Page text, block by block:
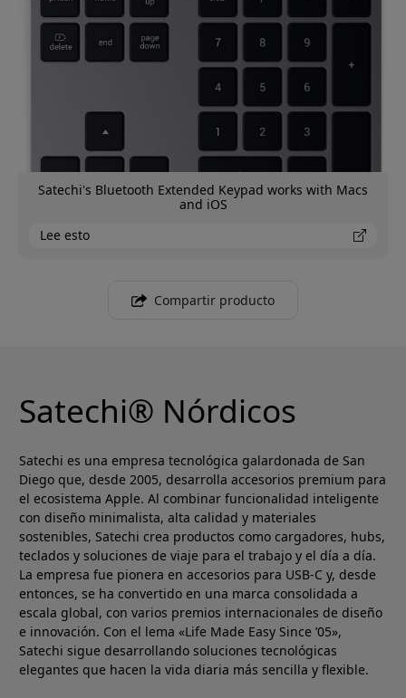
Satechi's Bluetooth Extended Keypad works with Macs
and iOS
Lee esto
Compartir producto
Satechi® Nórdicos
Satechi es una empresa tecnológica galardonada de San
Diego que, desde 2005, desarrolla accesorios premium para
el ecosistema Apple. Al combinar funcionalidad inteligente
con diseño minimalista, alta calidad y materiales
sostenibles, Satechi crea productos como cargadores, hubs,
teclados y soluciones de viaje para el trabajo y el día a día.
La empresa fue pionera en accesorios para USB-C y, desde
entonces, se ha convertido en una marca consolidada a
escala global, con varios premios internacionales de diseño
e innovación. Con el lema «Life Made Easy Since ’05»,
Satechi sigue desarrollando soluciones tecnológicas
elegantes que hacen la vida diaria más sencilla y flexible.